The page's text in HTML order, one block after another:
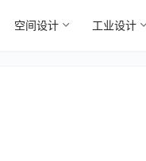
空间设计 工业设计